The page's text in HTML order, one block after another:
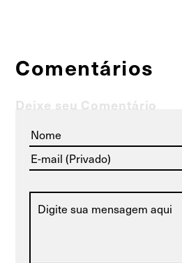
Comentários
Deixe seu Comentário